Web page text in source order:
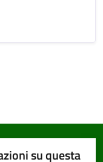
su questa